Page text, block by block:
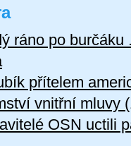
ráno po burčáku
přítelem
vnitřní mluvy
OSN uctili